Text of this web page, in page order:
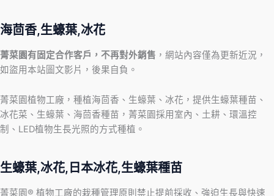
海茴香,生蠔葉,冰花
菁菜園有固定合作客戶，不再對外銷售 ，網站內容僅為更新近況，
如盜用本站圖文影片，後果自負。
菁菜園植物工廠，種植海茴香、生蠔葉、冰花，提供生蠔葉種苗、
冰花菜、生蠔葉、海茴香種苗，菁菜園採用室內、土耕、環溫控
制、LED植物生長光照的方式種植。
生蠔葉,冰花,日本冰花,生蠔葉種苗
菁菜園® 植物工廠的栽種管理原則禁止提前採收、強迫生長與快速